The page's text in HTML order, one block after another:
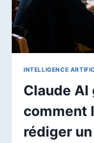
INTELLIGENCE
Claude AI
comment
rédiger